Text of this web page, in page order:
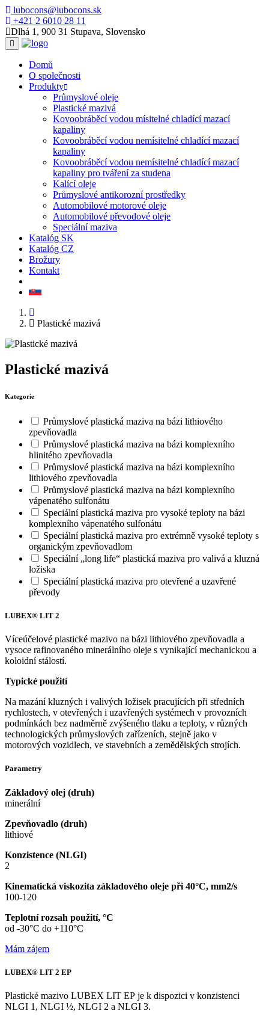
lubocons@lubocons.sk
+421 2 6010 28 11
Dlhá 1, 900 31 Stupava, Slovensko
Domů
O společnosti
Produkty
Průmyslové oleje
Plastické mazivá
Kovoobráběcí vodou mísitelné chladící mazací
kapaliny
Kovoobráběcí vodou nemísitelné chladící mazací
kapaliny
Kovoobráběcí vodou nemísitelné chladící mazací
kapaliny pro tváření za studena
Kalící oleje
Průmyslové antikorozní prostředky
Automobilové motorové oleje
Automobilové převodové oleje
Speciální maziva
Katalóg SK
Katalóg CZ
Brožury
Kontakt
Plastické mazivá
Plastické mazivá
Kategorie
Průmyslové plastická maziva na bázi lithiového
zpevňovadla
Průmyslové plastická maziva na bázi komplexního
hlinitého zpevňovadla
Průmyslové plastická maziva na bázi komplexního
lithiového zpevňovadla
Průmyslové plastická maziva na bázi komplexního
vápenatého sulfonátu
Speciální plastická maziva pro vysoké teploty na bázi
komplexního vápenatého sulfonátu
Speciální plastická maziva pro extrémně vysoké teploty s
organickým zpevňovadlom
Speciální „long life“ plastická maziva pro valivá a kluzná
ložiska
Speciální plastická maziva pro otevřené a uzavřené
převody
LUBEX® LIT 2
Víceúčelové plastické mazivo na bázi lithiového zpevňovadla a
vysoce rafinovaného minerálního oleje s vynikající mechanickou a
koloidní stálostí.
Typické použití
Na mazání kluzných i valivých ložisek pracujících při středních
rychlostech, v otevřených i uzavřených systémech v provozních
podmínkách bez nadměrně zvýšeného tlaku a teploty, v různých
technologických průmyslových zařízeních, stejně jako v
motorových vozidlech, ve stavebních a zemědělských strojích.
Parametry
Základový olej (druh)
minerální
Zpevňovadlo (druh)
lithiové
Konzistence (NLGI)
2
Kinematická viskozita základového oleje při 40°C, mm2/s
100-120
Teplotní rozsah použití, °C
od -30°C do +110°C
Mám zájem
LUBEX® LIT 2 EP
Plastické mazivo LUBEX LIT EP je k dispozici v konzistenci
NLGI 1, NLGI ½, NLGI 2 a NLGI 3.